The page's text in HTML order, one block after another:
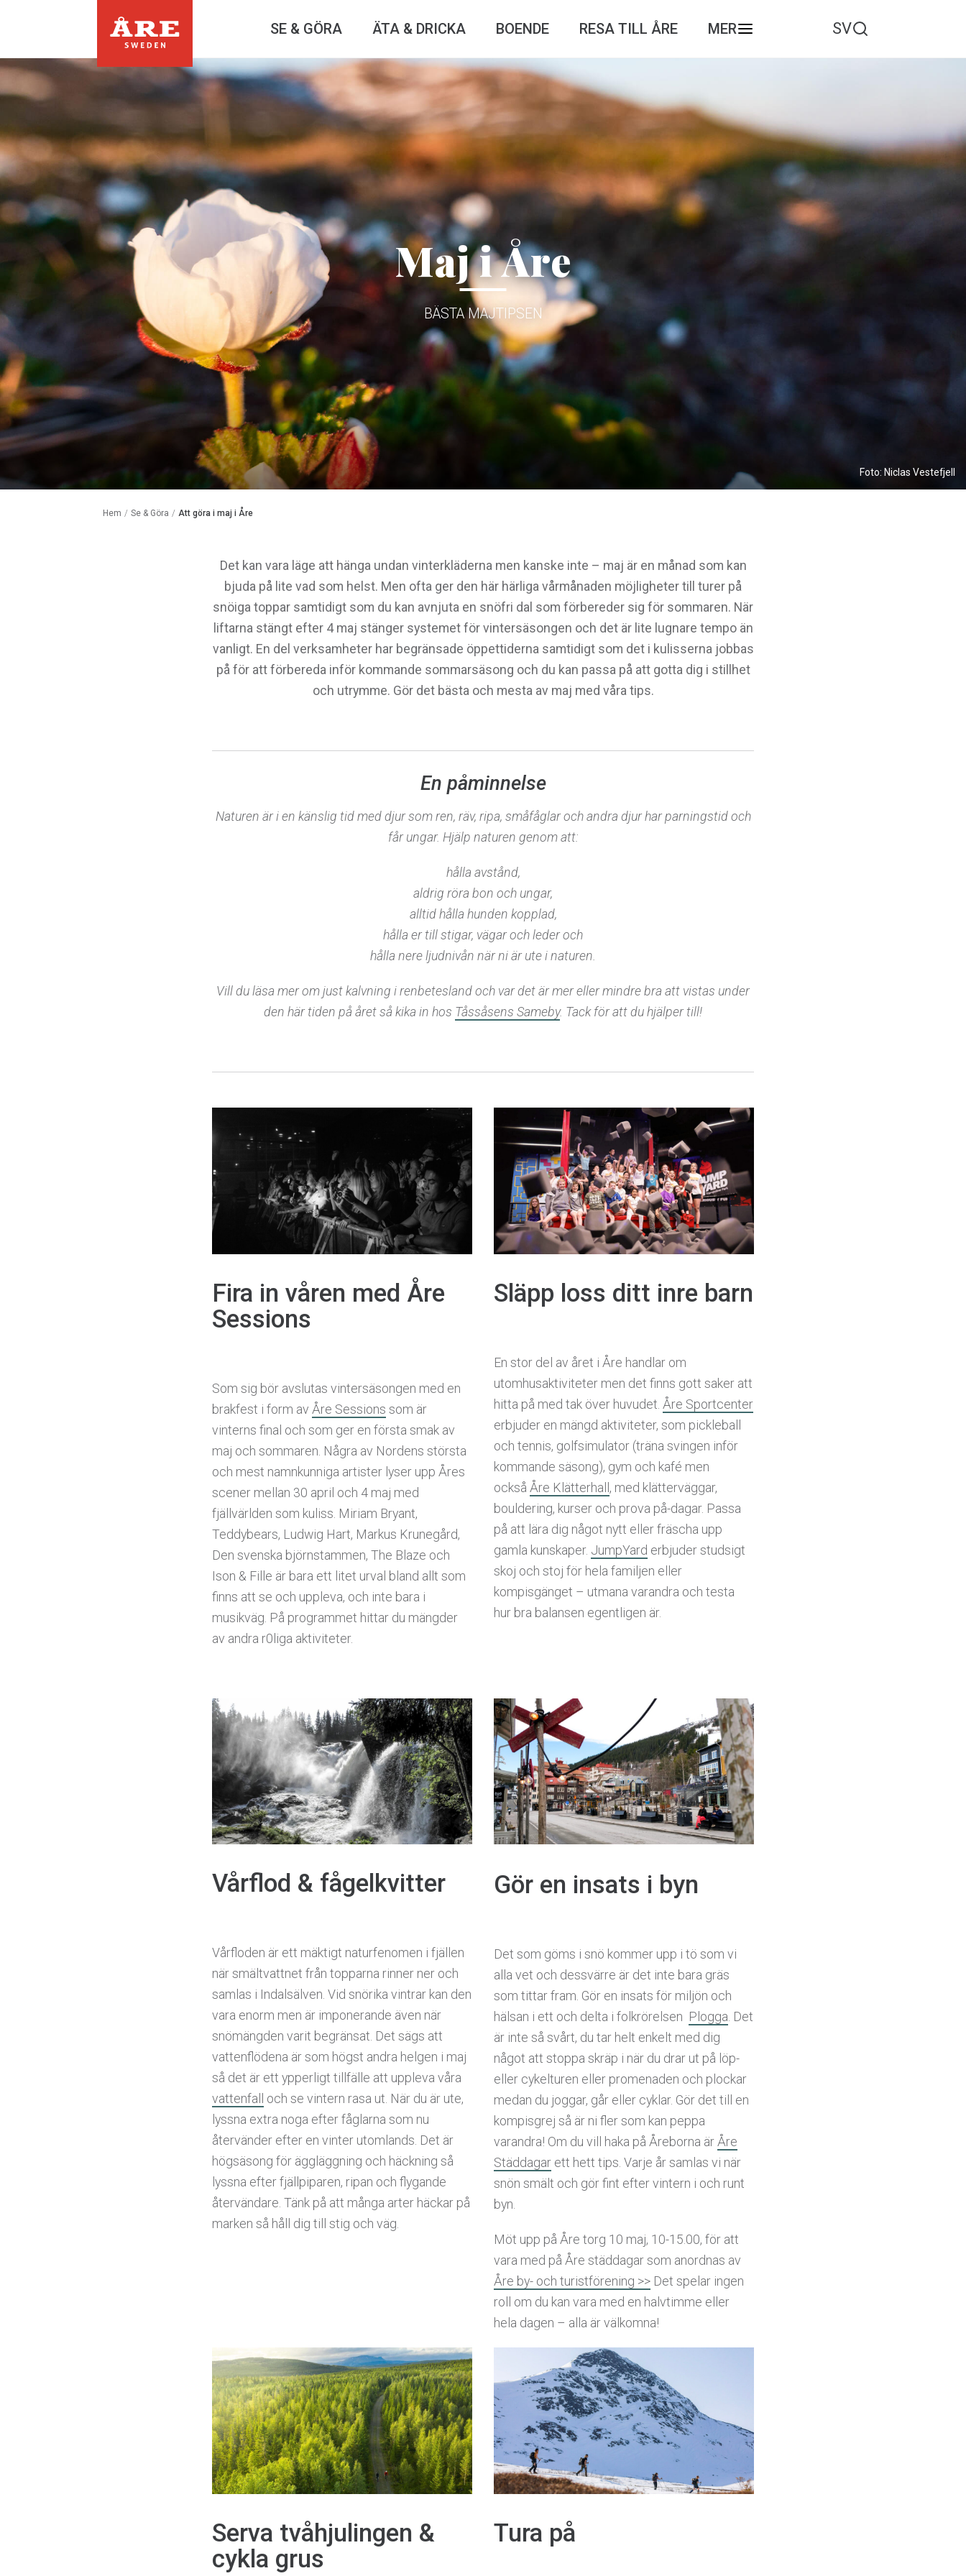
SE & GÖRA ÄTA & DRICKA BOENDE RESA TILL ÅRE MER SV
Maj i Åre
BÄSTA MAJTIPSEN
Foto: Niclas Vestefjell
Hem / Se & Göra / Att göra i maj i Åre
Det kan vara läge att hänga undan vinterkläderna men kanske inte – maj är en månad som kan
bjuda på lite vad som helst. Men ofta ger den här härliga vårmånaden möjligheter till turer på
snöiga toppar samtidigt som du kan avnjuta en snöfri dal som förbereder sig för sommaren. När
liftarna stängt efter 4 maj stänger systemet för vintersäsongen och det är lite lugnare tempo än
vanligt. En del verksamheter har begränsade öppettiderna samtidigt som det i kulisserna jobbas
på för att förbereda inför kommande sommarsäsong och du kan passa på att gotta dig i stillhet
och utrymme. Gör det bästa och mesta av maj med våra tips.
En påminnelse
Naturen är i en känslig tid med djur som ren, räv, ripa, småfåglar och andra djur har parningstid och
får ungar. Hjälp naturen genom att:
hålla avstånd,
aldrig röra bon och ungar,
alltid hålla hunden kopplad,
hålla er till stigar, vägar och leder och
hålla nere ljudnivån när ni är ute i naturen.
Vill du läsa mer om just kalvning i renbetesland och var det är mer eller mindre bra att vistas under
den här tiden på året så kika in hos Tåssåsens Sameby. Tack för att du hjälper till!
Fira in våren med Åre
Sessions
Som sig bör avslutas vintersäsongen med en
brakfest i form av Åre Sessions som är
vinterns final och som ger en första smak av
maj och sommaren. Några av Nordens största
och mest namnkunniga artister lyser upp Åres
scener mellan 30 april och 4 maj med
fjällvärlden som kuliss. Miriam Bryant,
Teddybears, Ludwig Hart, Markus Krunegård,
Den svenska björnstammen, The Blaze och
Ison & Fille är bara ett litet urval bland allt som
finns att se och uppleva, och inte bara i
musikväg. På programmet hittar du mängder
av andra r0liga aktiviteter.
Släpp loss ditt inre barn
En stor del av året i Åre handlar om
utomhusaktiviteter men det finns gott saker att
hitta på med tak över huvudet. Åre Sportcenter
erbjuder en mängd aktiviteter, som pickleball
och tennis, golfsimulator (träna svingen inför
kommande säsong), gym och kafé men
också Åre Klätterhall, med klätterväggar,
bouldering, kurser och prova på-dagar. Passa
på att lära dig något nytt eller fräscha upp
gamla kunskaper. JumpYard erbjuder studsigt
skoj och stoj för hela familjen eller
kompisgänget – utmana varandra och testa
hur bra balansen egentligen är.
Vårflod & fågelkvitter
Vårfloden är ett mäktigt naturfenomen i fjällen
när smältvattnet från topparna rinner ner och
samlas i Indalsälven. Vid snörika vintrar kan den
vara enorm men är imponerande även när
snömängden varit begränsat. Det sägs att
vattenflödena är som högst andra helgen i maj
så det är ett ypperligt tillfälle att uppleva våra
vattenfall
och se vintern rasa ut. När du är ute,
lyssna extra noga efter fåglarna som nu
återvänder efter en vinter utomlands. Det är
högsäsong för äggläggning och häckning så
lyssna efter fjällpiparen, ripan och flygande
återvändare. Tänk på att många arter häckar på
marken så håll dig till stig och väg.
Gör en insats i byn
Det som göms i snö kommer upp i tö som vi
alla vet och dessvärre är det inte bara gräs
som tittar fram. Gör en insats för miljön och
hälsan i ett och delta i folkrörelsen Plogga. Det
är inte så svårt, du tar helt enkelt med dig
något att stoppa skräp i när du drar ut på löp-
eller cykelturen eller promenaden och plockar
medan du joggar, går eller cyklar. Gör det till en
kompisgrej så är ni fler som kan peppa
varandra! Om du vill haka på Åreborna ärÅre
Städdagar ett hett tips. Varje år samlas vi när
snön smält och gör fint efter vintern i och runt
byn.
Möt upp på Åre torg 10 maj, 10-15.00, för att
vara med på Åre städdagar som anordnas av
Åre by- och turistförening >> Det spelar ingen
roll om du kan vara med en halvtimme eller
hela dagen – alla är välkomna!
Serva tvåhjulingen &
cykla grus
Tura på